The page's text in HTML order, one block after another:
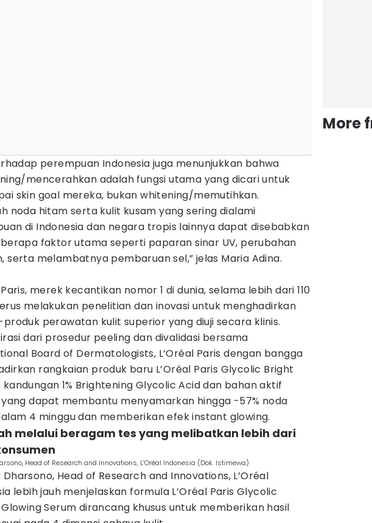
perempuan Indonesia juga menunjukkan bahwa
mencerahkan adalah fungsi utama yang dicari untuk
skin goal mereka, bukan whitening/memutihkan.
noda hitam serta kulit kusam yang sering dialami
di Indonesia dan negara tropis lainnya dapat disebabkan
faktor utama seperti paparan sinar UV, perubahan
serta melambatnya pembaruan sel,” jelas Maria Adina.
Paris, merek kecantikan nomor 1 di dunia, selama lebih dari 110
melakukan penelitian dan inovasi untuk menghadirkan
perawatan kulit superior yang diuji secara klinis.
dari prosedur peeling dan divalidasi bersama
Board of Dermatologists, L’Oréal Paris dengan bangga
rangkaian produk baru L’Oréal Paris Glycolic Bright
1% Brightening Glycolic Acid dan bahan aktif
dapat membantu menyamarkan hingga -57% noda
4 minggu dan memberikan efek instant glowing.
melalui beragam tes yang melibatkan lebih dari
Head of Research and Innovations, L’Oréal Indonesia (Dok. Istimewa)
Dharsono, Head of Research and Innovations, L’Oréal
lebih jauh menjelaskan formula L’Oréal Paris Glycolic
Serum dirancang khusus untuk memberikan hasil
More